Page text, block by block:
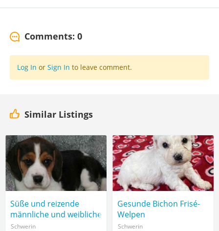
Comments: 0
Log In or Sign In to leave comment.
Similar Listings
Süße und reizende
männliche und weibliche
Beagle-Welpen,
Schwerin
Gesunde Bichon Frisé-
Welpen
Schwerin